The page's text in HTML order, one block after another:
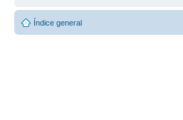
Índice general